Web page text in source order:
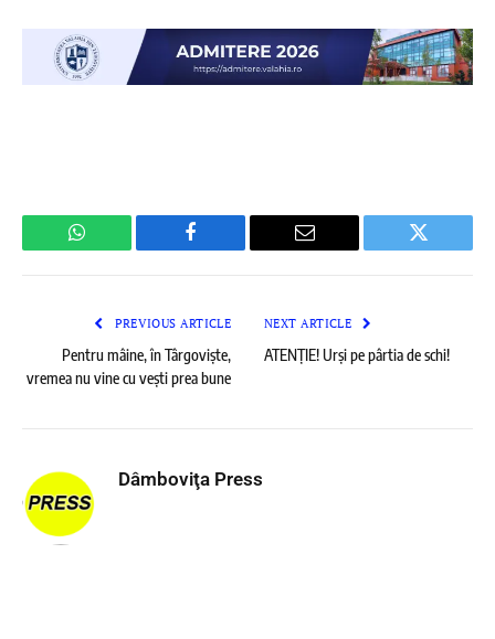
WhatsApp Facebook Email Twitter
PREVIOUS ARTICLE
Pentru mâine, în Târgoviște,
vremea nu vine cu vești prea bune
NEXT ARTICLE
ATENȚIE! Urși pe pârtia de schi!
Dâmboviţa Press